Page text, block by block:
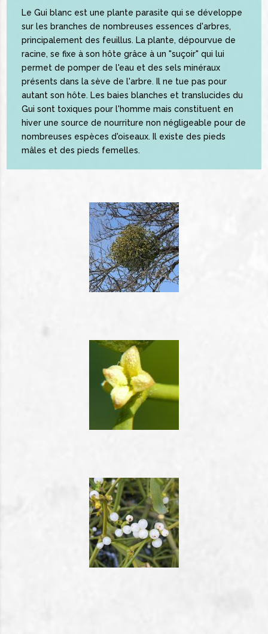
Le Gui blanc est une plante parasite qui se développe
sur les branches de nombreuses essences d'arbres,
principalement des feuillus. La plante, dépourvue de
racine, se fixe à son hôte grâce à un "suçoir" qui lui
permet de pomper de l'eau et des sels minéraux
présents dans la sève de l'arbre. Il ne tue pas pour
autant son hôte. Les baies blanches et translucides du
Gui sont toxiques pour l'homme mais constituent en
hiver une source de nourriture non négligeable pour de
nombreuses espèces d'oiseaux. Il existe des pieds
mâles et des pieds femelles.